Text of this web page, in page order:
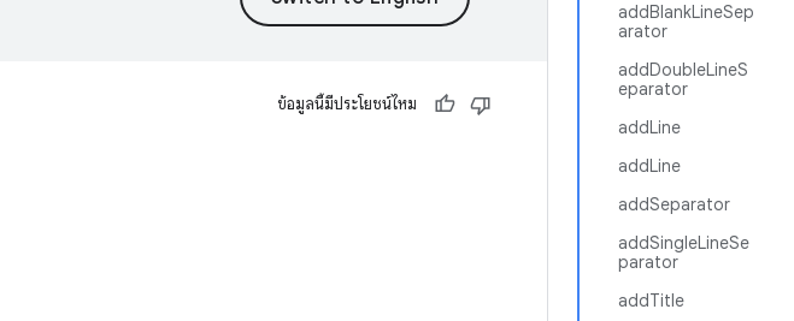
addBlankLineSep
arator
addDoubleLineS
eparator
addLine
addLine
addSeparator
addSingleLineSe
parator
addTitle
ข้อมูลนี้มีประโยชน์ไหม